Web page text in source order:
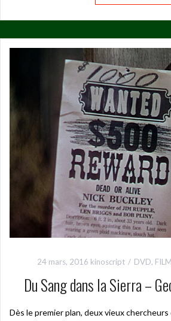
24 mars, 2016 kinoscript DVD, FILM
Du Sang dans la Sierra –
Dès le premier plan, deux vieux chercheurs